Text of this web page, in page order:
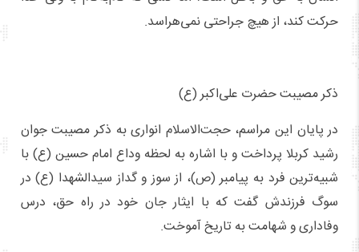
حرکت کند، از هیچ جراحتی نمی‌هراسد.
ذکر مصیبت حضرت علی‌اکبر (ع)
در پایان این مراسم، حجت‌الاسلام انواری به ذکر مصیبت جوان
رشید کربلا پرداخت و با اشاره به لحظه وداع امام حسین (ع) با
شبیه‌ترین فرد به پیامبر (ص)، از سوز و گداز سیدالشهدا (ع) در
سوگ فرزندش گفت که با ایثار جان خود در راه حق، درس
وفاداری و شهامت به تاریخ آموخت.